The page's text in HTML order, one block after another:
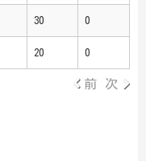
30 0
20 0
前 次